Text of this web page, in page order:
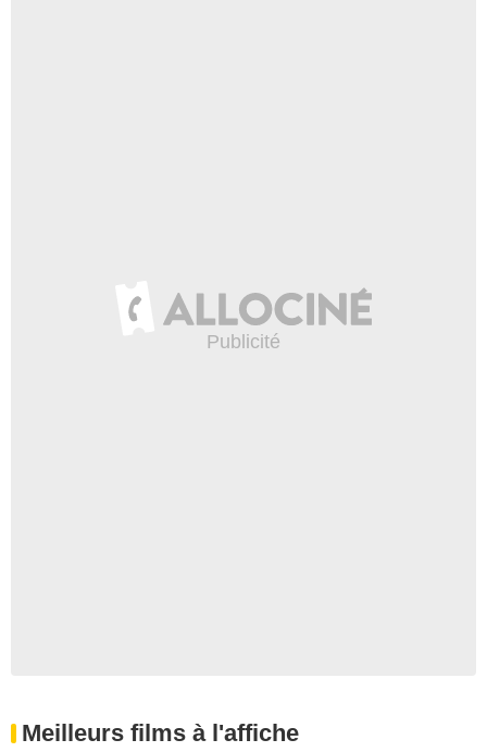
Meilleurs films à l'affiche